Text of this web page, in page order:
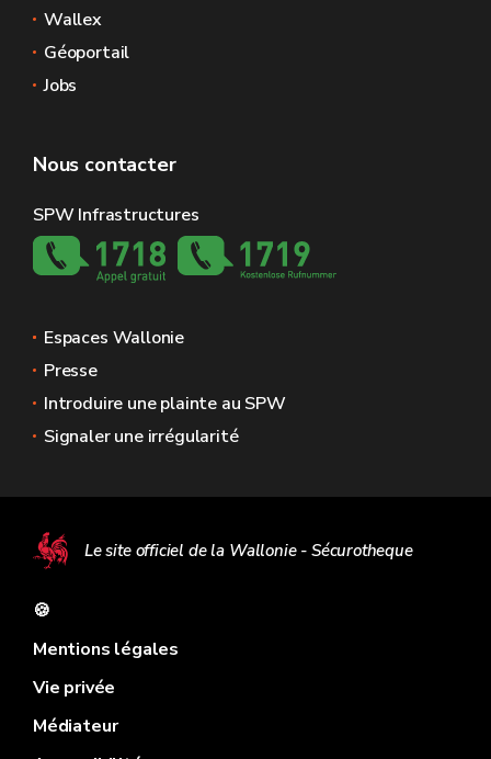
Wallex
Géoportail
Jobs
Nous contacter
SPW Infrastructures
Espaces Wallonie
Presse
Introduire une plainte au SPW
Signaler une irrégularité
Le site officiel de la Wallonie - Sécurotheque
🍪
Mentions légales
Vie privée
Médiateur